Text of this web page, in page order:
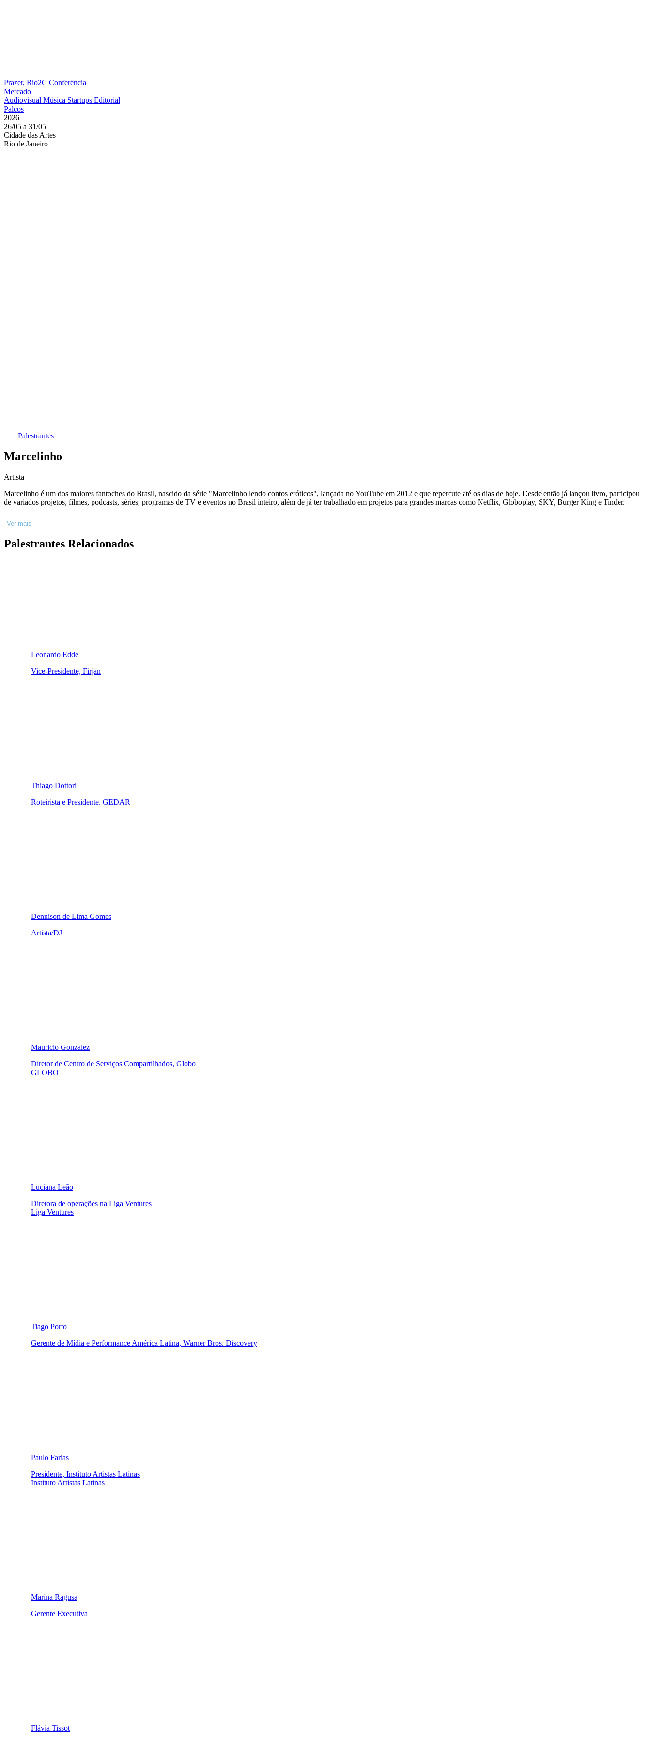
Prazer, Rio2C Conferência
Mercado
Audiovisual Música Startups Editorial
Palcos
2026
26/05 a 31/05
Cidade das Artes
Rio de Janeiro
Palestrantes
Marcelinho
Artista
Marcelinho é um dos maiores fantoches do Brasil, nascido da série "Marcelinho lendo contos eróticos", lançada no YouTube em 2012 e que repercute até os dias de hoje. Desde então já lançou livro, participou
de variados projetos, filmes, podcasts, séries, programas de TV e eventos no Brasil inteiro, além de já ter trabalhado em projetos para grandes marcas como Netflix, Globoplay, SKY, Burger King e Tinder.
Ver mais
Palestrantes Relacionados
Leonardo Edde
Vice-Presidente, Firjan
Thiago Dottori
Roteirista e Presidente, GEDAR
Dennison de Lima Gomes
Artista/DJ
Mauricio Gonzalez
Diretor de Centro de Serviços Compartilhados, Globo
GLOBO
Luciana Leão
Diretora de operações na Liga Ventures
Liga Ventures
Tiago Porto
Gerente de Mídia e Performance América Latina, Warner Bros. Discovery
Paulo Farias
Presidente, Instituto Artistas Latinas
Instituto Artistas Latinas
Marina Ragusa
Gerente Executiva
Flávia Tissot